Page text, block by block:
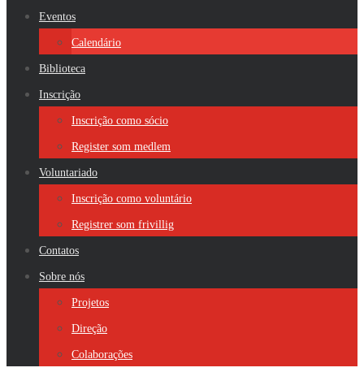
Eventos
Calendário
Biblioteca
Inscrição
Inscrição como sócio
Register som medlem
Voluntariado
Inscrição como voluntário
Registrer som frivillig
Contatos
Sobre nós
Projetos
Direção
Colaborações